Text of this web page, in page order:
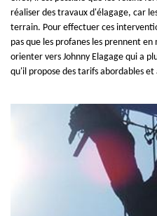
réaliser des travaux d'élagage, car
terrain. Pour effectuer ces
pas que les profanes les prennent
orienter vers Johnny Elagage qui a
qu'il propose des tarifs abordables et